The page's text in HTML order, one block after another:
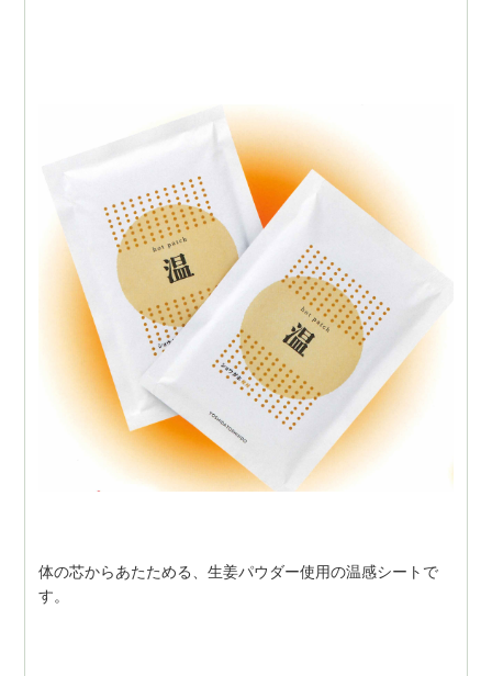
体の芯からあたためる、生姜パウダー使用の温感シートで
す。